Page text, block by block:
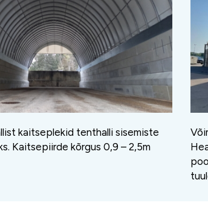
kaitseplekid tenthalli sisemiste
Kaitsepiirde kõrgus 0,9 – 2,5m